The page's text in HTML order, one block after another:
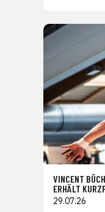
VINCENT
ERHÄLT
29.07.26